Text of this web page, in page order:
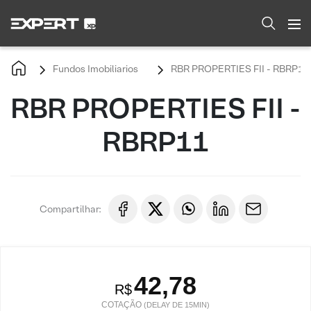
Fundos Imobiliarios RBR PROPERTIES FII - RBRP11
RBR PROPERTIES FII -
RBRP11
Compartilhar:
R$42,78
COTAÇÃO (DELAY DE 15MIN)